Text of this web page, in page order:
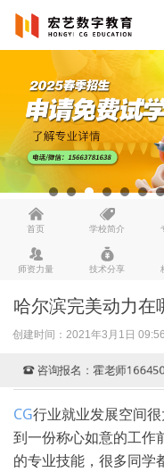
낀
首页
뀄
学校简介
뀡
师资力量
낐
技术分享
哈尔滨完美动力在
创建时间： 2021年3月1日 09:56
CG行业就业发展空间
到一份称心如意的工作
的专业技能，很多同学
뀰 咨询报名：霍老师